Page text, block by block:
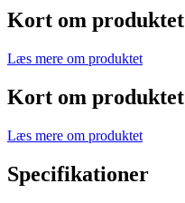
Kort om produktet
Læs mere om produktet
Kort om produktet
Læs mere om produktet
Specifikationer